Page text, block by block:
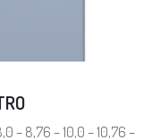
– 8,76 – 10,0 – 10,76 –